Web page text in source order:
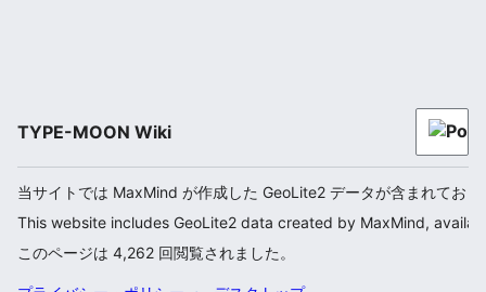
TYPE-MOON Wiki
当サイトでは MaxMind が作成した GeoLite2 データが含まれてお
This website includes GeoLite2 data created by MaxMind,
このページは 4,262 回閲覧されました。